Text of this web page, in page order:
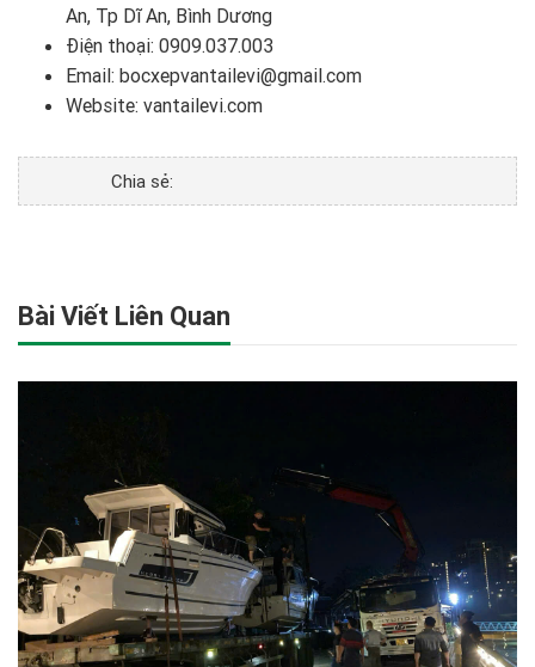
An, Tp Dĩ An, Bình Dương
Điện thoại: 0909.037.003
Email: bocxepvantailevi@gmail.com
Website: vantailevi.com
Chia sẻ:
Bài Viết Liên Quan